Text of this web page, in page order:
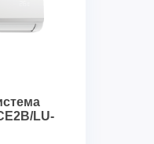
380-415В, 50Гц
LU-